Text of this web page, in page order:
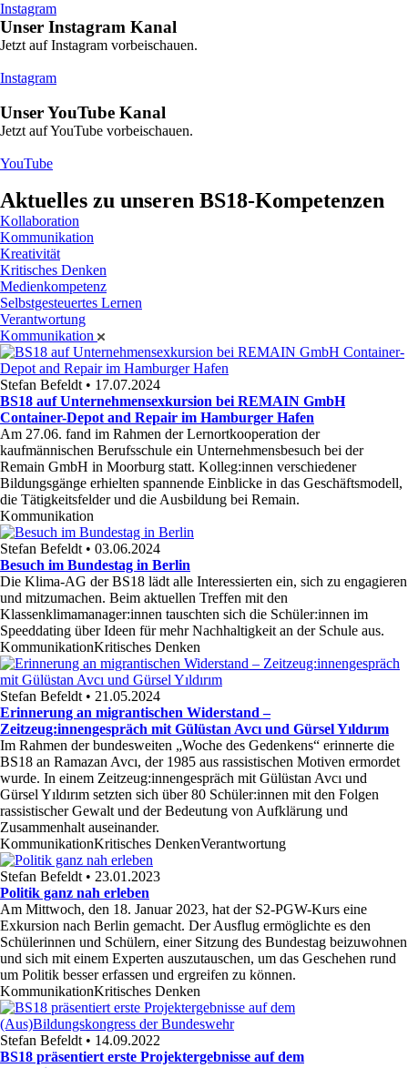
Instagram
Unser Instagram Kanal
Jetzt auf Instagram vorbeischauen.
Instagram
Unser YouTube Kanal
Jetzt auf YouTube vorbeischauen.
YouTube
Aktuelles zu unseren BS18-Kompetenzen
Kollaboration
Kommunikation
Kreativität
Kritisches Denken
Medienkompetenz
Selbstgesteuertes Lernen
Verantwortung
Kommunikation
Stefan Befeldt • 17.07.2024
BS18 auf Unternehmensexkursion bei REMAIN GmbH
Container-Depot and Repair im Hamburger Hafen
Am 27.06. fand im Rahmen der Lernortkooperation der
kaufmännischen Berufsschule ein Unternehmensbesuch bei der
Remain GmbH in Moorburg statt. Kolleg:innen verschiedener
Bildungsgänge erhielten spannende Einblicke in das Geschäftsmodell,
die Tätigkeitsfelder und die Ausbildung bei Remain.
Kommunikation
Stefan Befeldt • 03.06.2024
Besuch im Bundestag in Berlin
Die Klima-AG der BS18 lädt alle Interessierten ein, sich zu engagieren
und mitzumachen. Beim aktuellen Treffen mit den
Klassenklimamanager:innen tauschten sich die Schüler:innen im
Speeddating über Ideen für mehr Nachhaltigkeit an der Schule aus.
KommunikationKritisches Denken
Stefan Befeldt • 21.05.2024
Erinnerung an migrantischen Widerstand –
Zeitzeug:innengespräch mit Gülüstan Avcı und Gürsel Yıldırım
Im Rahmen der bundesweiten „Woche des Gedenkens“ erinnerte die
BS18 an Ramazan Avcı, der 1985 aus rassistischen Motiven ermordet
wurde. In einem Zeitzeug:innengespräch mit Gülüstan Avcı und
Gürsel Yıldırım setzten sich über 80 Schüler:innen mit den Folgen
rassistischer Gewalt und der Bedeutung von Aufklärung und
Zusammenhalt auseinander.
KommunikationKritisches DenkenVerantwortung
Stefan Befeldt • 23.01.2023
Politik ganz nah erleben
Am Mittwoch, den 18. Januar 2023, hat der S2-PGW-Kurs eine
Exkursion nach Berlin gemacht. Der Ausflug ermöglichte es den
Schülerinnen und Schülern, einer Sitzung des Bundestag beizuwohnen
und sich mit einem Experten auszutauschen, um das Geschehen rund
um Politik besser erfassen und ergreifen zu können.
KommunikationKritisches Denken
Stefan Befeldt • 14.09.2022
BS18 präsentiert erste Projektergebnisse auf dem